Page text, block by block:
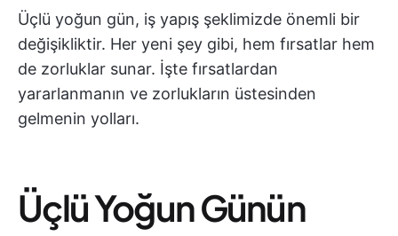
Üçlü yoğun gün, iş yapış şeklimizde önemli bir
değişikliktir. Her yeni şey gibi, hem fırsatlar hem
de zorluklar sunar. İşte fırsatlardan
yararlanmanın ve zorlukların üstesinden
gelmenin yolları.
Üçlü Yoğun Günün